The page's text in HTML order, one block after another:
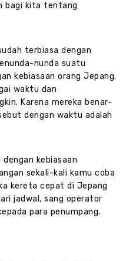
bagi kita tentang
terbiasa dengan
nunda suatu
kebiasaan orang Jepang.
waktu dan
Karena mereka benar-
dengan waktu adalah
kebiasaan
sekali-kali kamu coba
kereta cepat di Jepang
jadwal, sang operator
para penumpang.